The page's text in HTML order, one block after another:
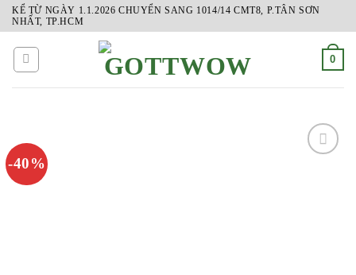
Skip
to
content
KỂ TỪ NGÀY 1.1.2026 CHUYỂN SANG 1014/14 CMT8, P.TÂN SƠN
NHẤT, TP.HCM
0
-40%